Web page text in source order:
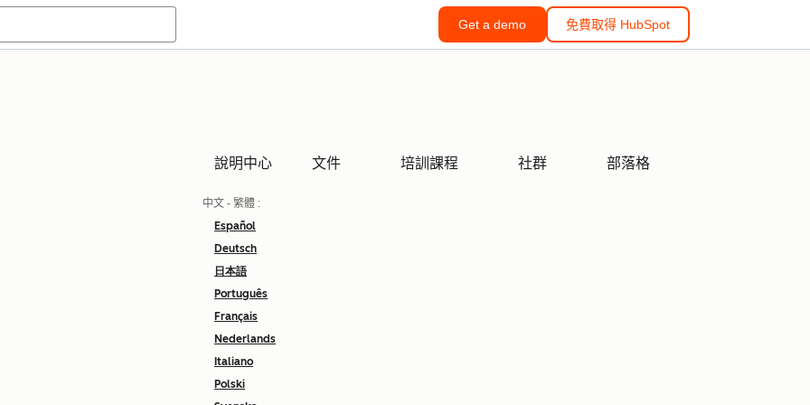
Get a demo 免費取得 HubSpot
說明中心 文件 培訓課程 社群 部落格
中文 - 繁體 :
Español
Deutsch
日本語
Português
Français
Nederlands
Italiano
Polski